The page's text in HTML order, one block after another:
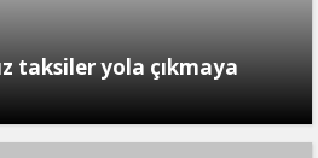
taksiler yola çıkmaya